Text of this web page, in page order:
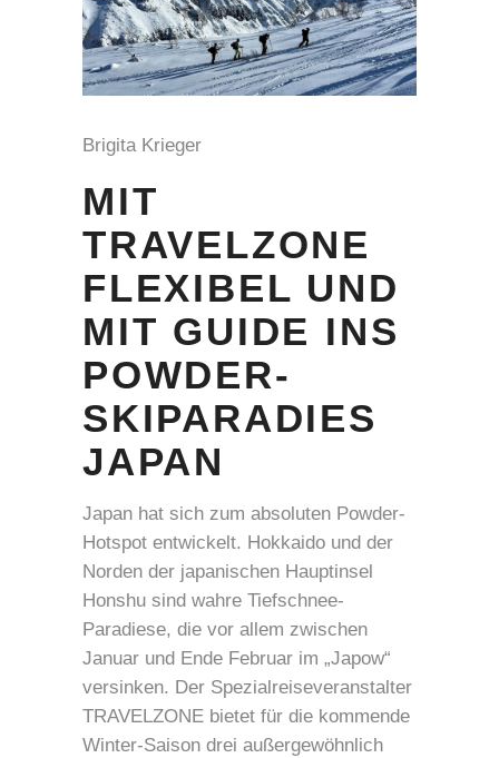
Brigita Krieger
MIT
TRAVELZONE
FLEXIBEL UND
MIT GUIDE INS
POWDER-
SKIPARADIES
JAPAN
Japan hat sich zum absoluten Powder-
Hotspot entwickelt. Hokkaido und der
Norden der japanischen Hauptinsel
Honshu sind wahre Tiefschnee-
Paradiese, die vor allem zwischen
Januar und Ende Februar im „Japow“
versinken. Der Spezialreiseveranstalter
TRAVELZONE bietet für die kommende
Winter-Saison drei außergewöhnlich